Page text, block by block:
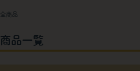
全商品
商品一覧